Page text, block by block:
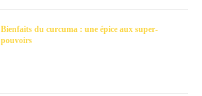
Bienfaits du curcuma : une épice aux super-
pouvoirs